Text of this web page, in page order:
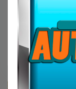
CHEVROLET
2014